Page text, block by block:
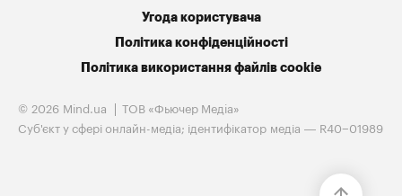
Угода користувача
Політика конфіденційності
Політика використання файлів cookie
© 2026 Mind.ua
ТОВ «Фьючер Медiа»
Cуб'єкт у сфері онлайн-медіа; ідентифікатор медіа — R40−01989